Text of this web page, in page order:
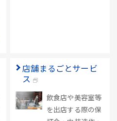
店舗まるごとサービ
ス
飲食店や美容室等
を出店する際の保